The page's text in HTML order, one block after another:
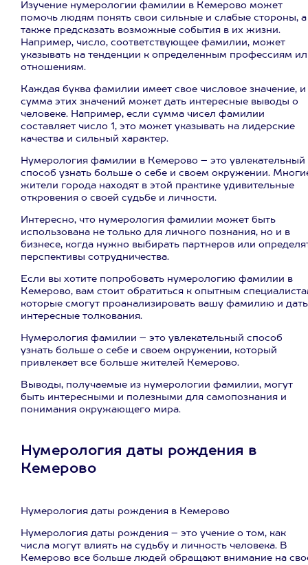
Изучение нумерологии фамилии в Кемерово может
помочь людям понять свои сильные и слабые стороны, а
также предсказать возможные события в их жизни.
Например, число, соответствующее фамилии, может
указывать на тенденции к определенным профессиям
отношениям.
Каждая буква фамилии имеет свое числовое значение, и
сумма этих значений может дать интересные выводы о
человеке. Например, если сумма чисел фамилии
составляет число 1, это может указывать на лидерские
качества и сильный характер.
Нумерология фамилии в Кемерово – это увлекательный
способ узнать больше о себе и своем окружении.
жители города находят в этой практике удивительные
откровения о своей судьбе и личности.
Интересно, что нумерология фамилии может быть
использована не только для личного познания, но и в
бизнесе, когда нужно выбирать партнеров или
перспективы сотрудничества.
Если вы хотите попробовать нумерологию фамилии в
Кемерово, вам стоит обратиться к опытным
которые смогут проанализировать вашу фамилию и дать
интересные толкования.
Нумерология фамилии – это увлекательный способ
узнать больше о себе и своем окружении, который
привлекает все больше жителей Кемерово.
Выводы, получаемые из нумерологии фамилии, могут
быть интересными и полезными для самопознания и
понимания окружающего мира.
Нумерология даты рождения в
Кемерово
Нумерология даты рождения в Кемерово
Нумерология даты рождения – это учение о том, как
числа могут влиять на судьбу и личность человека. В
Кемерово все больше людей обращают внимание на